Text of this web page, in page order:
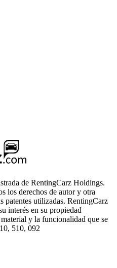
de RentingCarz Holdings.
los derechos de autor y otra
patentes utilizadas. RentingCarz
interés en su propiedad
y la funcionalidad que se
510, 092